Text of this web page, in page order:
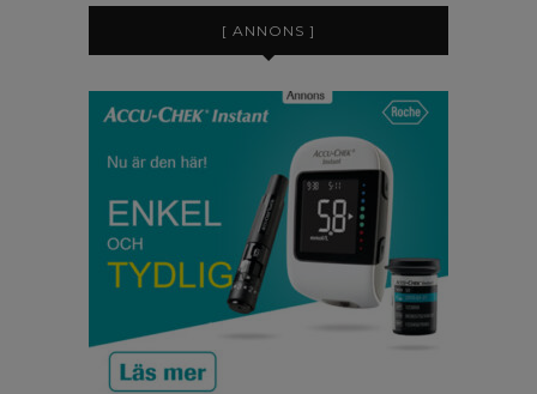
[ ANNONS ]